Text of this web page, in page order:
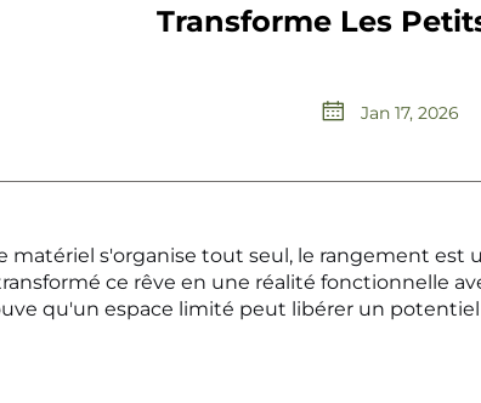
Transforme Les
Jan 17, 2026
matériel s'organise tout seul, le rangement
ce rêve en une réalité fonctionnelle
qu'un espace limité peut libérer un